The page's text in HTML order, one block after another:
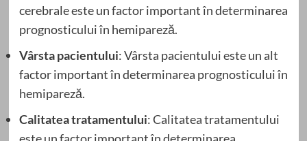
cerebrale este un factor important în determinarea
prognosticului în hemipareză.
Vârsta pacientului: Vârsta pacientului este un alt
factor important în determinarea prognosticului în
hemipareză.
Calitatea tratamentului: Calitatea tratamentului